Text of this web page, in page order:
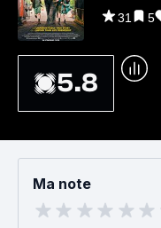
31 5
5.8
Ma note